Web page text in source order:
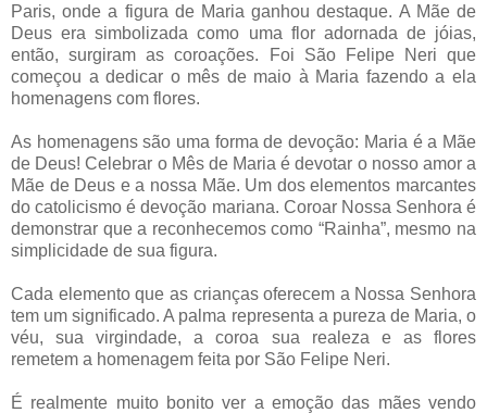
Paris, onde a figura de Maria ganhou destaque. A Mãe de
Deus era simbolizada como uma flor adornada de jóias,
então, surgiram as coroações. Foi São Felipe Neri que
começou a dedicar o mês de maio à Maria fazendo a ela
homenagens com flores.
As homenagens são uma forma de devoção: Maria é a Mãe
de Deus! Celebrar o Mês de Maria é devotar o nosso amor a
Mãe de Deus e a nossa Mãe. Um dos elementos marcantes
do catolicismo é devoção mariana. Coroar Nossa Senhora é
demonstrar que a reconhecemos como “Rainha”, mesmo na
simplicidade de sua figura.
Cada elemento que as crianças oferecem a Nossa Senhora
tem um significado. A palma representa a pureza de Maria, o
véu, sua virgindade, a coroa sua realeza e as flores
remetem a homenagem feita por São Felipe Neri.
É realmente muito bonito ver a emoção das mães vendo